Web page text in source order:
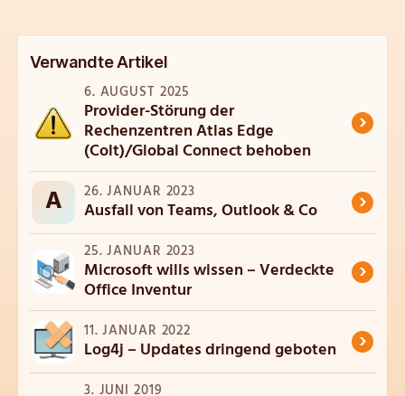
Verwandte Artikel
6. AUGUST 2025
Provider-Störung der
Rechenzentren Atlas Edge
(Colt)/Global Connect behoben
›
A 26. JANUAR 2023
Ausfall von Teams, Outlook & Co ›
25. JANUAR 2023
Microsoft wills wissen – Verdeckte
Office Inventur ›
11. JANUAR 2022
Log4j – Updates dringend geboten ›
3. JUNI 2019